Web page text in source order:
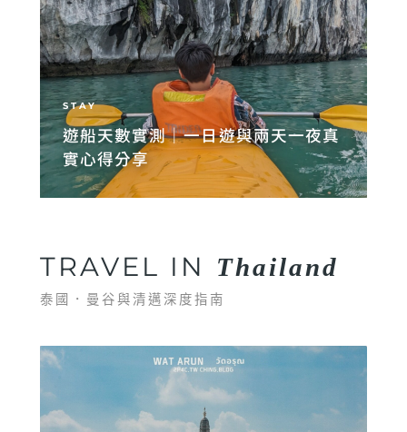
STAY
遊船天數實測｜一日遊與兩天一夜真
實心得分享
TRAVEL IN Thailand
泰國．曼谷與清邁深度指南